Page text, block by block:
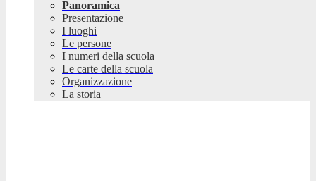
Panoramica
Presentazione
I luoghi
Le persone
I numeri della scuola
Le carte della scuola
Organizzazione
La storia